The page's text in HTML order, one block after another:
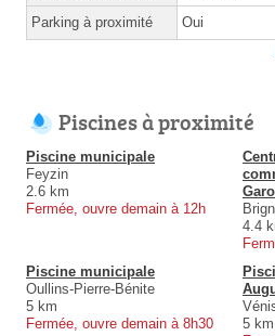
Parking à proximité Oui
Piscines à proximité
Piscine municipale
Feyzin
2.6 km
Fermée, ouvre demain à 12h
4.4
Piscine municipale
Oullins-Pierre-Bénite
5 km
Fermée, ouvre demain à 8h30
5 km